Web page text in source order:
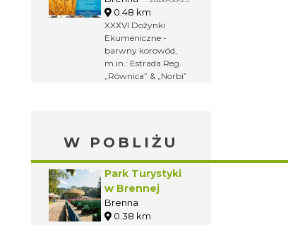
korowód, m.in.:
Estrada Reg.
„Równica” &
„Norbi”
0.48 km
XXXVI Dożynki
Ekumeniczne -
barwny korowód,
m.in.: Estrada Reg.
„Równica” & „Norbi”
W POBLIŻU
Park Turystyki
w Brennej
Brenna
0.38 km